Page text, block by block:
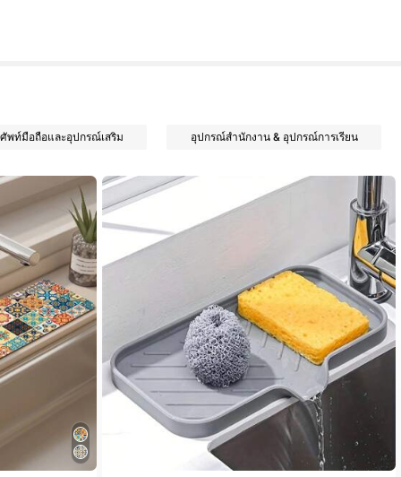
พท์มือถือและอุปกรณ์เสริม อุปกรณ์สำนักงาน & อุปกรณ์การเรียน